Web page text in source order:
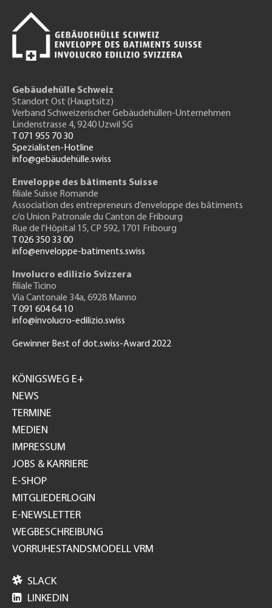
Gebäudehülle Schweiz
Standort Ost (Hauptsitz)
Verband Schweizerischer Gebäudehüllen-Unternehmen
Lindenstrasse 4, 9240 Uzwil SG
T 071 955 70 30
Spezialisten-Hotline
info@gebäudehülle.swiss
Enveloppe des bâtiments Suisse
filiale Suisse Romande
Association des entrepreneurs d’enveloppe des bâtiments
c/o Union Patronale du Canton de Fribourg
Rue de l'Hôpital 15, CP 592, 1701 Fribourg
T 026 350 33 00
info@enveloppe-batiments.swiss
Involucro edilizio Svizzera
filiale Ticino
Via Cantonale 34a, 6928 Manno
T 091 604 64 10
info@involucro-edilizio.swiss
Gewinner Best of dot.swiss-Award 2022
GH
KÖNIGSWEG E+
NEWS
TERMINE
MEDIEN
IMPRESSUM
JOBS & KARRIERE
E-SHOP
MITGLIEDERLOGIN
E-NEWSLETTER
WEGBESCHREIBUNG
VORRUHESTANDSMODELL VRM
 SLACK
 LINKEDIN